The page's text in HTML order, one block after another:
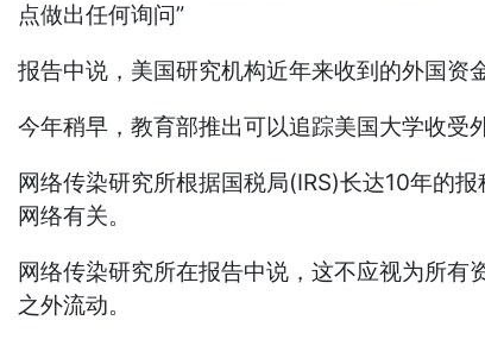
点做出任何询问”
报告中说，美国研究机构近年来收到的外国资
今年稍早，教育部推出可以追踪美国大学收受
网络传染研究所根据国税局(IRS)长达10年的
网络有关。
网络传染研究所在报告中说，这不应视为所
之外流动。